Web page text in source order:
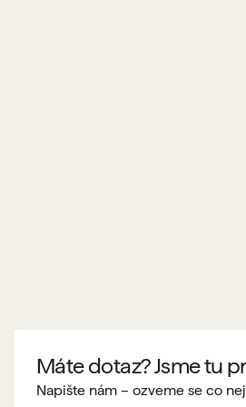
Máte dotaz? Jsme tu
Napište nám – ozveme se co